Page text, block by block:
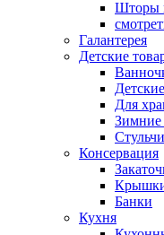
Шторы
Галантерея
Детские
Для
Зимние
Консервация
Банки
Кухня